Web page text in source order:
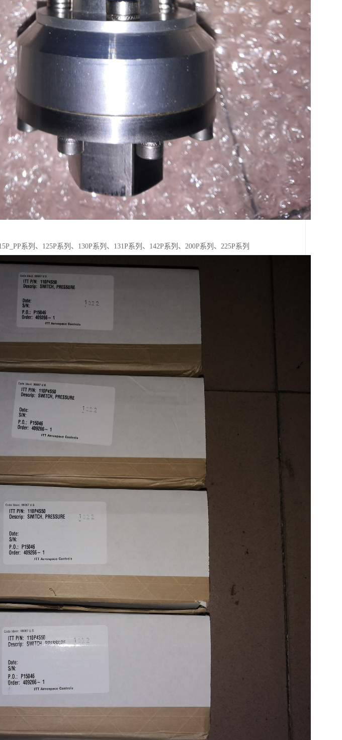
系列、125P系列、130P系列、131P系列、142P系列、200P系列、225P系列